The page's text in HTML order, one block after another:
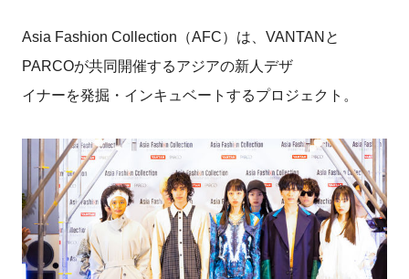
Asia Fashion Collection（AFC）は、VANTANと
PARCOが共同開催するアジアの新人デザ
イナーを発掘・インキュベートするプロジェクト。